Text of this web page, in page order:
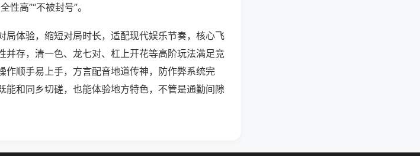
高”“不被封号”。
局体验，缩短对局时长，适配现代娱乐节奏，核心飞
并存，清一色、龙七对、杠上开花等高阶玩法满足竞
作顺手易上手，方言配音地道传神，防作弊系统完
和同乡切磋，也能体验地方特色，不管是通勤间隙